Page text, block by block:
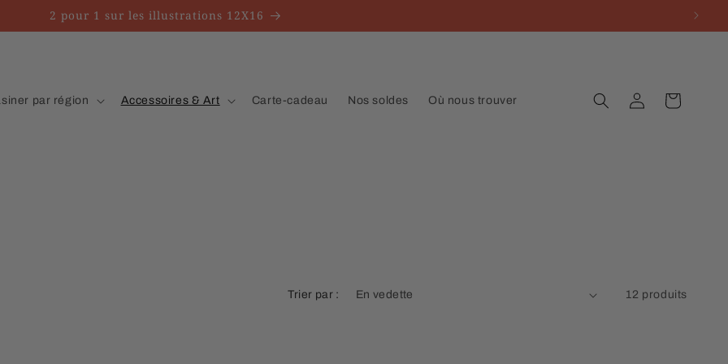
2 pour 1 sur les illustrations 12X16
par région Accessoires & Art Carte-cadeau Nos soldes Où nous trouver ConnexionPanier
Trier par : 12 produits